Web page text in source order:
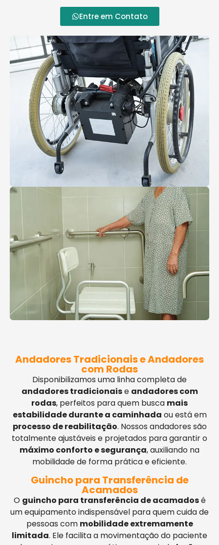
Entre em Contato
Andadores Tradicionais e Andadores
com Rodas
Disponibilizamos uma linha completa de
andadores tradicionaise andadores com
rodas, perfeitos para quem busca mais
estabilidade durante a caminhada ou está em
processo de reabilitação. Nossos andadores são
totalmente ajustáveis e projetados para garantir o
máximo conforto e segurança, auxiliando na
mobilidade de forma prática e eficiente.
Guincho para Transferência de
Acamados
O guincho para transferência de acamadosé
um equipamento indispensável para quem cuida de
pessoas com mobilidade extremamente
limitada. Ele facilita a movimentação do paciente